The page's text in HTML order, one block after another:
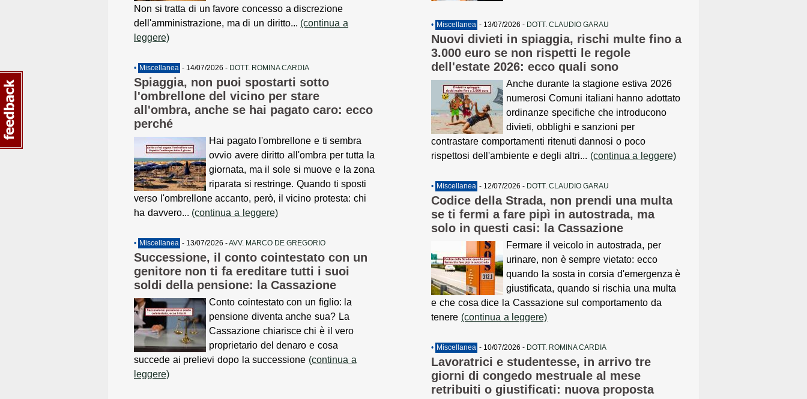
Non si tratta di un favore concesso a discrezione
dell'amministrazione, ma di un diritto... (continua a
leggere)
• Miscellanea - 14/07/2026 - DOTT. ROMINA CARDIA
Spiaggia, non puoi spostarti sotto
l'ombrellone del vicino per stare
all'ombra, anche se hai pagato caro: ecco
perché
Hai pagato l'ombrellone e ti sembra
ovvio avere diritto all'ombra per tutta la
giornata, ma il sole si muove e la zona
riparata si restringe. Quando ti sposti
verso l'ombrellone accanto, però, il vicino protesta: chi
ha davvero... (continua a leggere)
• Miscellanea - 13/07/2026 -AVV. MARCO DE GREGORIO
Successione, il conto cointestato con un
genitore non ti fa ereditare tutti i suoi
soldi della pensione: la Cassazione
Conto cointestato con un figlio: la
pensione diventa anche sua? La
Cassazione chiarisce chi è il vero
proprietario del denaro e cosa
succede ai prelievi dopo la successione (continua a
leggere)
• Miscellanea - 13/07/2026 - DOTT. CLAUDIO GARAU
Nuovi divieti in spiaggia, rischi multe fino a
3.000 euro se non rispetti le regole
dell'estate 2026: ecco quali sono
Anche durante la stagione estiva 2026
numerosi Comuni italiani hanno adottato
ordinanze specifiche che introducono
divieti, obblighi e sanzioni per
contrastare comportamenti ritenuti dannosi o poco
rispettosi dell'ambiente e degli altri... (continua a leggere)
• Miscellanea - 12/07/2026 - DOTT. CLAUDIO GARAU
Codice della Strada, non prendi una multa
se ti fermi a fare pipì in autostrada, ma
solo in questi casi: la Cassazione
Fermare il veicolo in autostrada, per
urinare, non è sempre vietato: ecco
quando la sosta in corsia d'emergenza è
giustificata, quando si rischia una multa
e che cosa dice la Cassazione sul comportamento da
tenere (continua a leggere)
• Miscellanea - 10/07/2026 - DOTT. ROMINA CARDIA
Lavoratrici e studentesse, in arrivo tre
giorni di congedo mestruale al mese
retribuiti o giustificati: nuova proposta